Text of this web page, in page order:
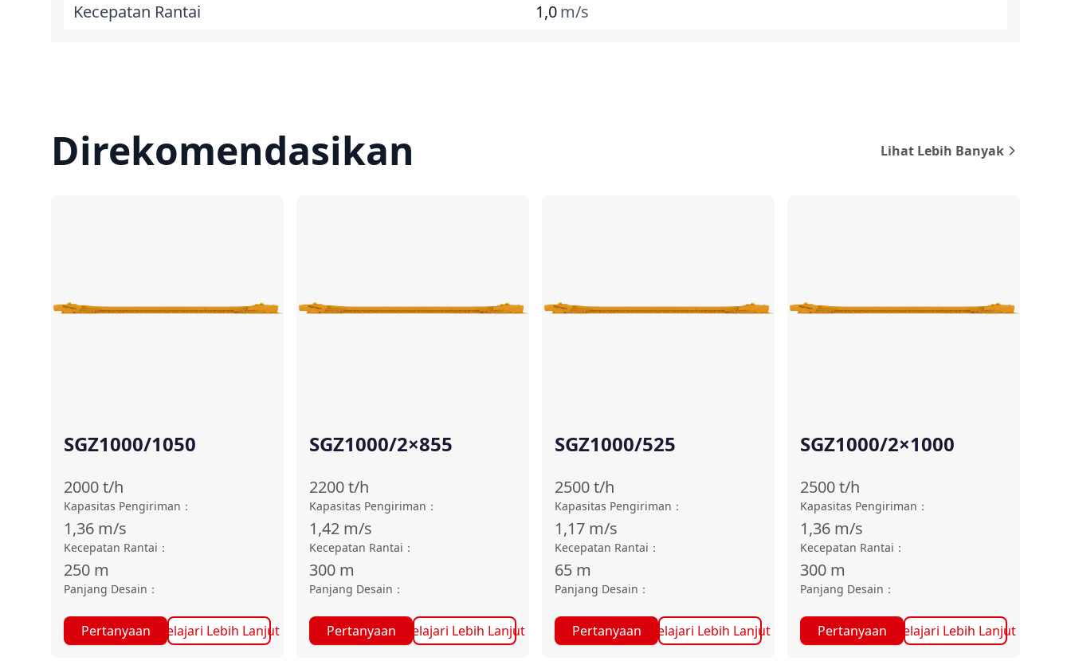
Kecepatan Rantai 1,0m/s
Direkomendasikan Lihat Lebih Banyak
SGZ1000/1050
2000t/h
Kapasitas Pengiriman ：
1,36 m/s
Kecepatan Rantai ：
250 m
Panjang Desain ：
Pertanyaan Pelajari Lebih Lanjut
SGZ1000/2×855
2200t/h
Kapasitas Pengiriman ：
1,42 m/s
Kecepatan Rantai ：
300 m
Panjang Desain ：
Pertanyaan Pelajari Lebih Lanjut
SGZ1000/525
2500t/h
Kapasitas Pengiriman ：
1,17 m/s
Kecepatan Rantai ：
65 m
Panjang Desain ：
Pertanyaan Pelajari Lebih Lanjut
SGZ1000/2×1000
2500t/h
Kapasitas Pengiriman ：
1,36 m/s
Kecepatan Rantai ：
300 m
Panjang Desain ：
Pertanyaan Pelajari Lebih Lanjut